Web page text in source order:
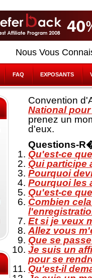
FAQ EXPOSANTS
Nous Vous
Convention
National
prenez un
d'eux.
Questions-
Qu'est-ce
Qui participe
Pourquoi
Pourquoi les
Qu'est-ce
Combien
Et si je veux
Allez vous
Que se
Je suis un
pour se
Qu'est-il